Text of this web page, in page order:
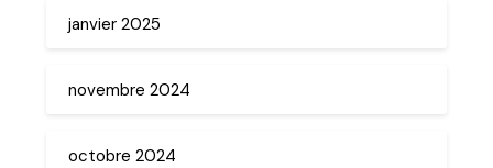
janvier 2025
novembre 2024
octobre 2024